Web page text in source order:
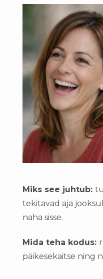
Miks see juhtub:
tekitavad aja
naha sisse.
Mida teha kodus:
päikesekaitse ning